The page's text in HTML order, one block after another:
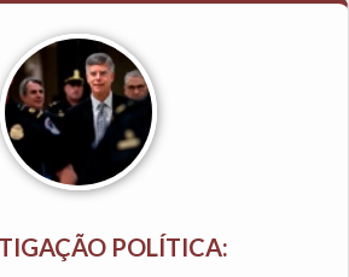
POLÍTICA: